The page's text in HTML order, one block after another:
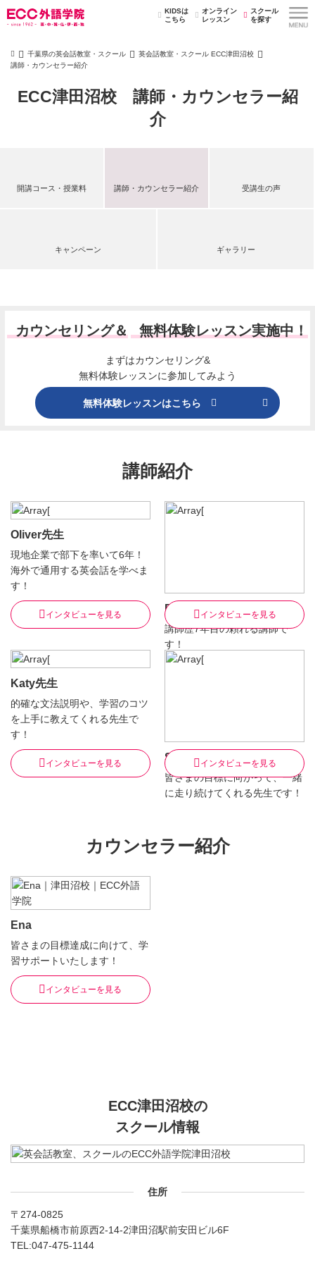
KIDSは
こちら
オンライン
レッスン
スクール
を探す
千葉県の英会話教室・スクール
英会話教室・スクール ECC津田沼校
講師・カウンセラー紹介
ECC津田沼校 講師・カウンセラー紹
介
開講コース・授業料 講師・カウンセラー紹介 受講生の声
キャンペーン ギャラリー
カウンセリング＆ 無料体験レッスン実施中！
まずはカウンセリング&
無料体験レッスンに参加してみよう
無料体験レッスンはこちら
講師紹介
Oliver先生
現地企業で部下を率いて6年！
海外で通用する英会話を学べま
す！
インタビューを見る Bryan先生
講師歴7年目の頼れる講師で
す！
インタビューを見る
Katy先生
的確な文法説明や、学習のコツ
を上手に教えてくれる先生で
す！
インタビューを見る Sally先生
皆さまの目標に向かって、一緒
に走り続けてくれる先生です！
インタビューを見る
カウンセラー紹介
Ena
皆さまの目標達成に向けて、学
習サポートいたします！
インタビューを見る
ECC津田沼校の
スクール情報
住所
〒274-0825
千葉県船橋市前原西2-14-2津田沼駅前安田ビル6F
TEL:047-475-1144